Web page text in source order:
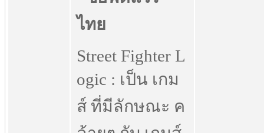
Street Fighter L
ogic : เป็น เกม
ส์ ที่มีลักษณะ ค